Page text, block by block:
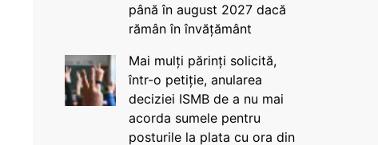
până în august 2027 dacă
rămân în învățământ
Mai mulți părinți solicită,
într-o petiție, anularea
deciziei ISMB de a nu mai
acorda sumele pentru
posturile la plata cu ora din